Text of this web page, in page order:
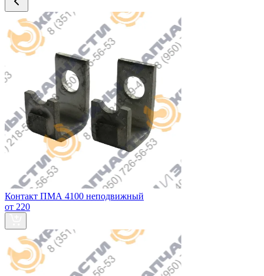
Контакт ПМА 4100 неподвижный
от 220